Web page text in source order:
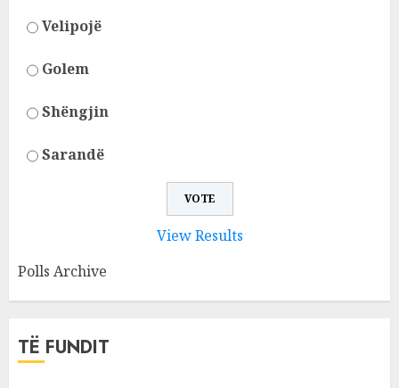
Velipojë
Golem
Shëngjin
Sarandë
View Results
Polls Archive
TË FUNDIT